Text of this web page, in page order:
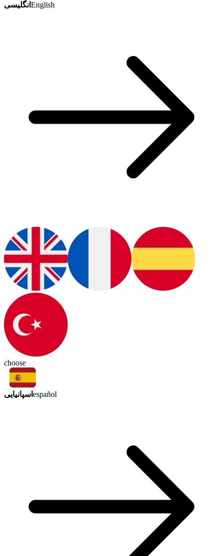
انگلیسی English
choose
اسپانیایی español